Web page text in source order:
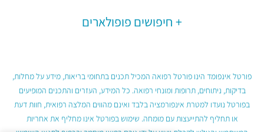
חיפושים פופולארים
פורטל אינפומד הינו פורטל רפואה המכיל תכנים בתחומי בריאות, מידע על מחלות,
בדיקות, ניתוחים, תרופות ומונחי רפואה. כל המידע, העזרים והתכנים המופיעים
בפורטל נועדו למטרת אינפורמציה בלבד ואינם מהווים המלצה רפואית, חוות דעת
או תחליף להתייעצות עם מומחה. שימוש בפורטל אינו מחליף את אחריות